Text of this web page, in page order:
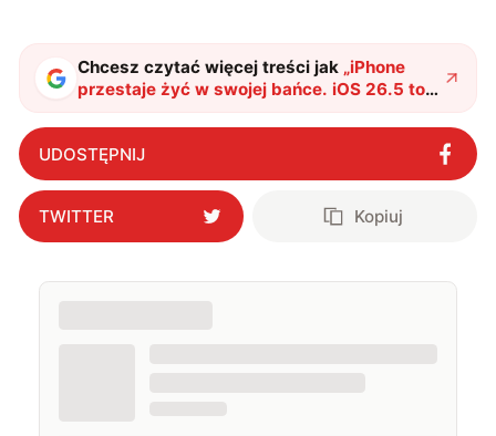
Chcesz czytać więcej treści jak „iPhone
przestaje żyć w swojej bańce. iOS 26.5 to
przełom dla użytkowników"?
UDOSTĘPNIJ
TWITTER Kopiuj